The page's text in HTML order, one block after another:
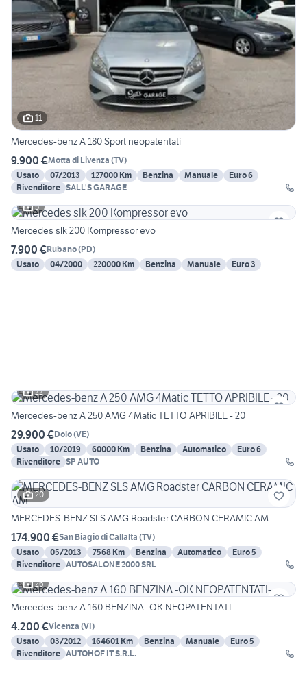
11
Mercedes-benz A 180 Sport neopatentati
9.900 €Motta di Livenza (TV)
Usato
07/2013 127000 Km Benzina Manuale
Euro 6
Rivenditore SALL'S GARAGE
5
Mercedes slk 200 Kompressor evo
7.900 €Rubano(PD)
Usato
04/2000 220000 Km Benzina Manuale Euro 3
22
Mercedes-benz A 250 AMG 4Matic TETTO APRIBILE - 20
29.900 €Dolo(VE)
Usato
10/2019 60000 Km Benzina Automatico
Euro 6
Rivenditore SP AUTO
20
MERCEDES-BENZ SLS AMG Roadster CARBON CERAMIC AM
174.900 €San Biagio di Callalta (TV)
Usato
05/2013 7568 Km Benzina Automatico
Euro 5
Rivenditore AUTOSALONE 2000 SRL
26
Mercedes-benz A 160 BENZINA -OK NEOPATENTATI-
4.200 €Vicenza (VI)
Usato
03/2012 164601 Km Benzina Manuale
Euro 5
Rivenditore
AUTOHOF IT S.R.L.